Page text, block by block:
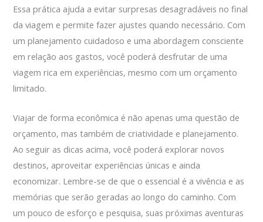
Essa prática ajuda a evitar surpresas desagradáveis no final
da viagem e permite fazer ajustes quando necessário. Com
um planejamento cuidadoso e uma abordagem consciente
em relação aos gastos, você poderá desfrutar de uma
viagem rica em experiências, mesmo com um orçamento
limitado.
Viajar de forma econômica é não apenas uma questão de
orçamento, mas também de criatividade e planejamento.
Ao seguir as dicas acima, você poderá explorar novos
destinos, aproveitar experiências únicas e ainda
economizar. Lembre-se de que o essencial é a vivência e as
memórias que serão geradas ao longo do caminho. Com
um pouco de esforço e pesquisa, suas próximas aventuras